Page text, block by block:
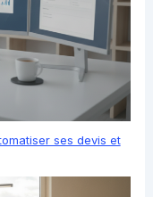
ses devis et